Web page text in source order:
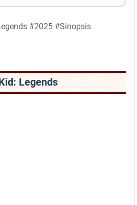
#2025 #Sinopsis
Legends